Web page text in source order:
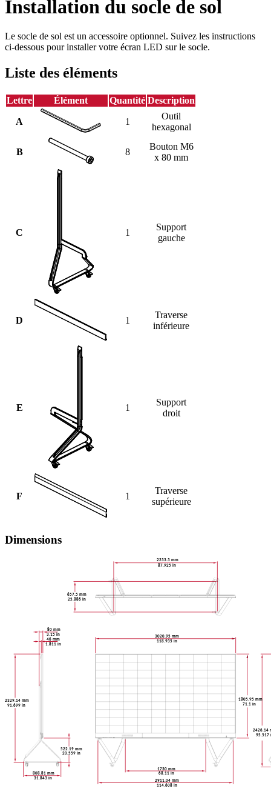
Installation du socle de sol
Le socle de sol est un accessoire optionnel. Suivez les instructions
ci-dessous pour installer votre écran LED sur le socle.
Liste des éléments
Lettre Élément Quantité Description
A 1
Outil
hexagonal
B 8
Bouton M6
x 80 mm
C 1
Support
gauche
D 1
Traverse
inférieure
E 1
Support
droit
F 1
Traverse
supérieure
Dimensions